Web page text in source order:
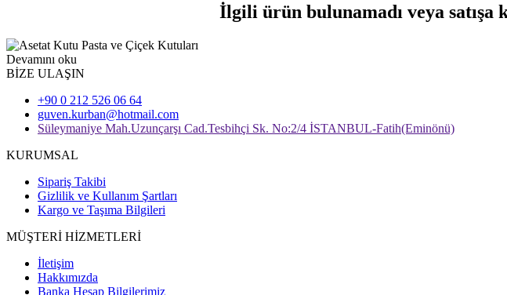
İlgili ürün bulunamadı veya satışa
Devamını oku
BİZE ULAŞIN
+90 0 212 526 06 64
guven.kurban@hotmail.com
Süleymaniye Mah.Uzunçarşı Cad.Tesbihçi Sk. No:2/4 İSTANBUL-Fatih(Eminönü)
KURUMSAL
Sipariş Takibi
Gizlilik ve Kullanım Şartları
Kargo ve Taşıma Bilgileri
MÜŞTERİ HİZMETLERİ
İletişim
Hakkımızda
Banka Hesap Bilgilerimiz